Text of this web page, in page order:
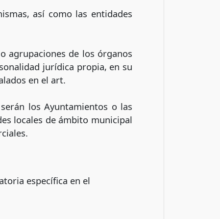
así como las entidades
agrupaciones de los órganos
jurídica propia, en su
en el art.
los Ayuntamientos o las
locales de ámbito municipal
específica en el